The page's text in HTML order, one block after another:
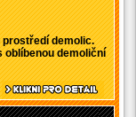
demolic.
demoliční